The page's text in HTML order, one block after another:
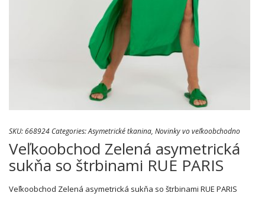
SKU:668924 Categories:Asymetrické tkanina, Novinky vo veľkoobchodno
Veľkoobchod Zelená asymetrická
sukňa so štrbinami RUE PARIS
Veľkoobchod Zelená asymetrická sukňa so štrbinami RUE PARIS